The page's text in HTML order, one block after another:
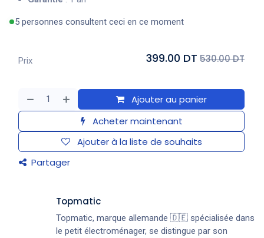
5 personnes consultent ceci en ce moment
Ajouter au panier
Acheter maintenant
Ajouter à la liste de souhaits
Partager
Prix 399.00 DT 530.00 DT
Topmatic
Topmatic, marque allemande 🇩🇪 spécialisée dans
le petit électroménager, se distingue par son